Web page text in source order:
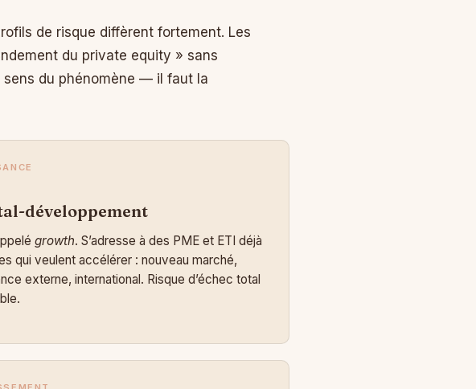
de risque diffèrent fortement. Les
du private equity » sans
sens du phénomène — il faut la
développement
growth. S’adresse à des PME et ETI déjà
qui veulent accélérer : nouveau marché,
externe, international. Risque d’échec total